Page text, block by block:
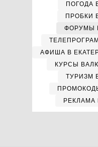
ПОГОДА
ПРОБКИ
ФОРУМЫ
АФИША В
КУРСЫ
ТУРИЗМ
РЕКЛАМА